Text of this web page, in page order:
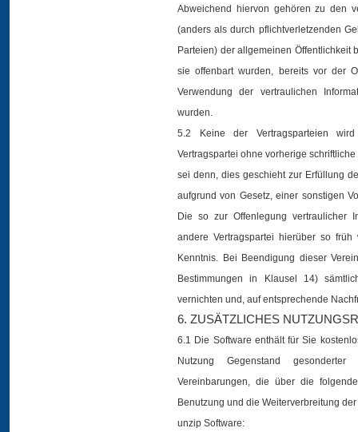
Abweichend hiervon gehören zu den
(anders als durch pflichtverletzenden
Parteien) der allgemeinen
sie offenbart wurden, bereits vor der
Verwendung der vertraulichen
wurden.
5.2 Keine der Vertragsparteien
Vertragspartei ohne vorherige
sei denn, dies geschieht zur Erfüllung
aufgrund von Gesetz, einer sonstigen
Die so zur Offenlegung vertraulicher
andere Vertragspartei hierüber so
Kenntnis. Bei Beendigung dieser
Bestimmungen in Klausel 14)
vernichten und, auf entsprechende
6. ZUSÄTZLICHES
6.1 Die Software enthält für Sie
Nutzung Gegenstand gesonderter
Vereinbarungen, die über die
Benutzung und die Weiterverbreitung
unzip Software: